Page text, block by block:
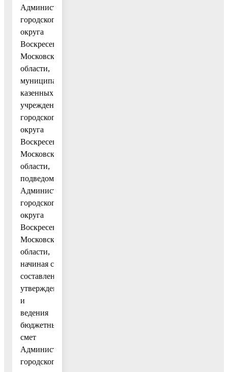
Администрации
городского
округа
Воскресенск
Московской
области,
муниципальных
казенных
учреждений
городского
округа
Воскресенск
Московской
области,
подведомственных
Администрации
городского
округа
Воскресенск
Московской
области,
начиная с
составления,
утверждения
и
ведения
бюджетных
смет
Администрации
городского